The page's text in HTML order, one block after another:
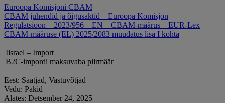
Euroopa Komisjoni CBAM
CBAM juhendid ja õigusaktid – Euroopa Komisjon
Regulatsioon – 2023/956 – EN – CBAM-määrus – EUR-Lex
CBAM-määruse (EL) 2025/2083 muudatus lisa I kohta
Iisrael – Import
B2C-impordi maksuvaba piirmäär
Eest: Saatjad, Vastuvõtjad
Vedu: Pakid
Alates: Detsember 24, 2025